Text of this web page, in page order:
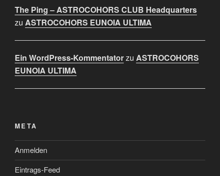
The Ping – ASTROCOHORS CLUB Headquarters
zu ASTROCOHORS EUNOIA ULTIMA
Ein WordPress-Kommentatorzu ASTROCOHORS
EUNOIA ULTIMA
META
Anmelden
Eintrags-Feed